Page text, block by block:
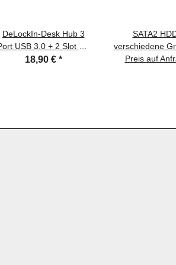
DeLockIn-Desk Hub 3
USB 3.0 + 2 Slot SD
Card Reader
18,90 € *
SATA2
verschiedene
verschiedene
Preis auf